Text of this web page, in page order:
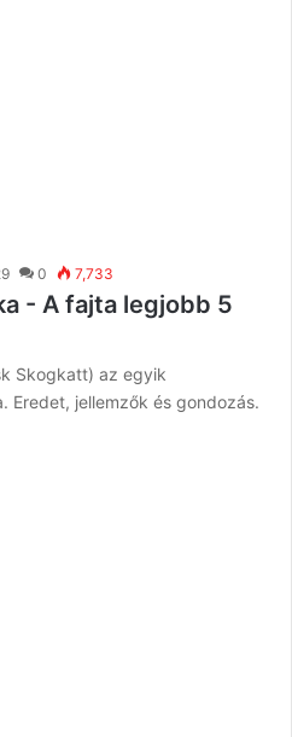
0 7,733
- A fajta legjobb 5
Skogkatt) az egyik
Eredet, jellemzők és gondozás.